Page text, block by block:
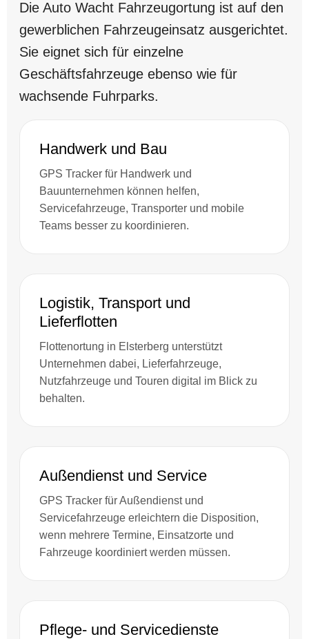
Die Auto Wacht Fahrzeugortung ist auf den
gewerblichen Fahrzeugeinsatz ausgerichtet.
Sie eignet sich für einzelne
Geschäftsfahrzeuge ebenso wie für
wachsende Fuhrparks.
Handwerk und Bau
GPS Tracker für Handwerk und
Bauunternehmen können helfen,
Servicefahrzeuge, Transporter und mobile
Teams besser zu koordinieren.
Logistik, Transport und
Lieferflotten
Flottenortung in Elsterberg unterstützt
Unternehmen dabei, Lieferfahrzeuge,
Nutzfahrzeuge und Touren digital im Blick zu
behalten.
Außendienst und Service
GPS Tracker für Außendienst und
Servicefahrzeuge erleichtern die Disposition,
wenn mehrere Termine, Einsatzorte und
Fahrzeuge koordiniert werden müssen.
Pflege- und Servicedienste